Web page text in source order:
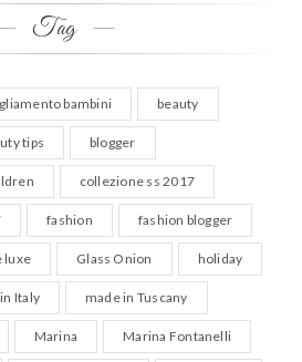
Tag
bambini beauty
tips blogger
collezione ss 2017
fashion fashion blogger
luxe Glass Onion holiday
Italy made in Tuscany
Marina Marina Fontanelli